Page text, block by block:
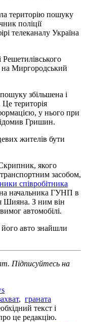
територію пошуку
поліції
телеканалу Україна
Решетилівського
Миргородський
збільшена і
територія
у нього при
Гришин.
жителів бути
якого
засобом,
співробітника
начальника ГУНП в
Шияна. З ним він
автомобілі.
його авто знайшли
Підписуйтесь на
, граната
текст і
це редакцію.